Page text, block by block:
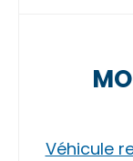
Véhicule